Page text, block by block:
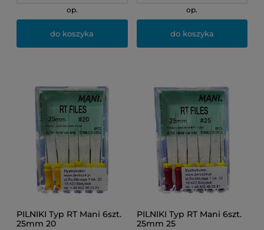
op.
do koszyka
op.
do koszyka
PILNIKI Typ RT Mani 6szt.
25mm 20
PILNIKI Typ RT Mani 6szt.
25mm 25